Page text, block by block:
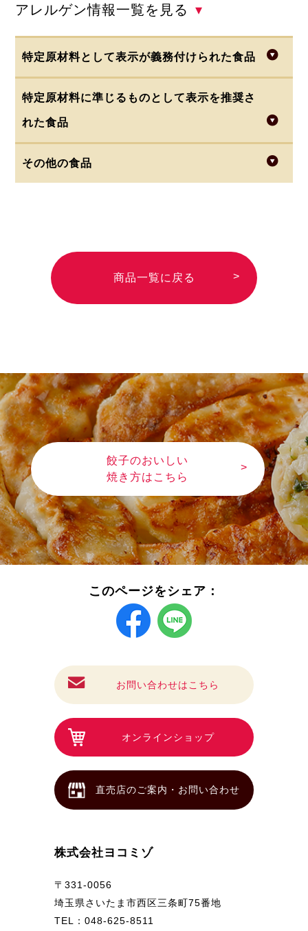
アレルゲン情報一覧を見る ▾
特定原材料として表示が義務付けられた食品
特定原材料に準じるものとして表示を推奨さ
れた食品
・りんご・ゼラチン・バナナ・ごま
・カシューナッツ ・アーモンド
・マカダミアナッツ
その他の食品
います)
商品一覧に戻る
餃子のおいしい
焼き方はこちら
このページをシェア：
お問い合わせはこちら
オンラインショップ
直売店のご案内・お問い合わせ
株式会社ヨコミゾ
〒331-0056
埼玉県さいたま市西区三条町75番地
TEL：048-625-8511